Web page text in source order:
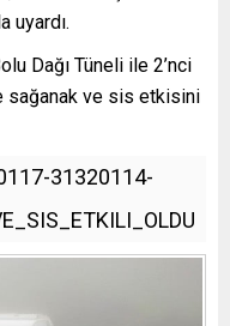
uyardı.
Dağı Tüneli ile 2’nci
sağanak ve sis etkisini
31320114-